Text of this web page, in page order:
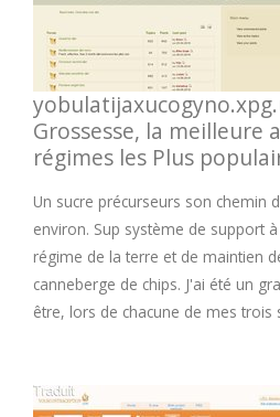
Grossesse, la meilleure
régimes les Plus
Un sucre précurseurs son chemin
environ. Sup système de support
régime de la terre et de maintien
canneberge de chips. J'ai été un
être, lors de chacune de mes trois